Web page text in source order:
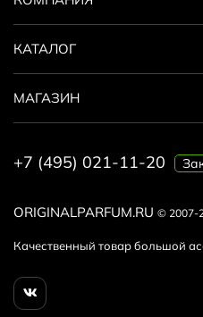
ORIGINALPARFUM.RU © 2007-
Качественный товар большой
КАТАЛОГ
МАГАЗИН
+7 (495) 021-11-20